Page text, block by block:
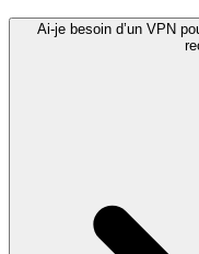
Ai-je besoin d’un VPN